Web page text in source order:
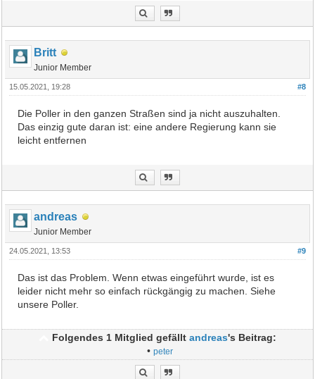
Britt
Junior Member
#8
15.05.2021, 19:28
Die Poller in den ganzen Straßen sind ja nicht auszuhalten.
Das einzig gute daran ist: eine andere Regierung kann sie
leicht entfernen
andreas
Junior Member
#9
24.05.2021, 13:53
Das ist das Problem. Wenn etwas eingeführt wurde, ist es
leider nicht mehr so einfach rückgängig zu machen. Siehe
unsere Poller.
Folgendes 1 Mitglied gefälltandreas's Beitrag:
•peter